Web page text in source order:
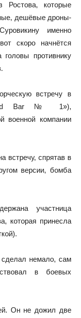
Ростова, которые
дешёвые дроны-
именно
скоро начнётся
противнику
встречу в
Bar № 1»),
военной компании
встречу, спрятав в
версии, бомба
участница
которая принесла
немало, сам
в боевых
Он не дожил две